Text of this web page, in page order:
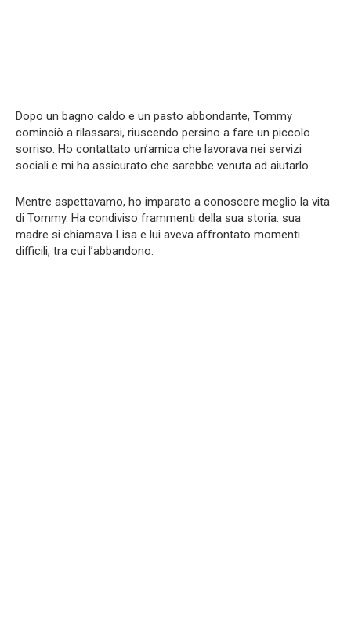
Dopo un bagno caldo e un pasto abbondante, Tommy
cominciò a rilassarsi, riuscendo persino a fare un piccolo
sorriso. Ho contattato un’amica che lavorava nei servizi
sociali e mi ha assicurato che sarebbe venuta ad aiutarlo.
Mentre aspettavamo, ho imparato a conoscere meglio la vita
di Tommy. Ha condiviso frammenti della sua storia: sua
madre si chiamava Lisa e lui aveva affrontato momenti
difficili, tra cui l’abbandono.